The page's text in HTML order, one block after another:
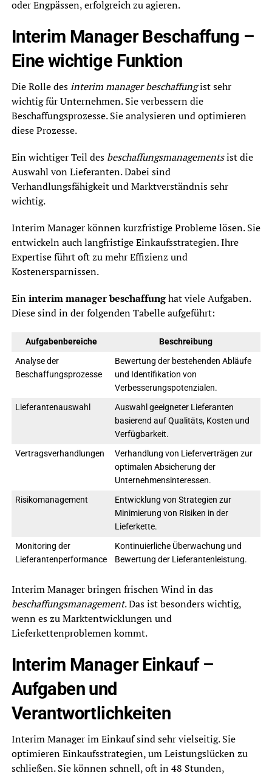
oder Engpässen, erfolgreich zu agieren.
Interim Manager Beschaffung –
Eine wichtige Funktion
Die Rolle desinterim manager beschaffungist sehr
wichtig für Unternehmen. Sie verbessern die
Beschaffungsprozesse. Sie analysieren und optimieren
diese Prozesse.
Ein wichtiger Teil des beschaffungsmanagementsist die
Auswahl von Lieferanten. Dabei sind
Verhandlungsfähigkeit und Marktverständnis sehr
wichtig.
Interim Manager können kurzfristige Probleme lösen. Sie
entwickeln auch langfristige Einkaufsstrategien. Ihre
Expertise führt oft zu mehr Effizienz und
Kostenersparnissen.
Eininterim manager beschaffunghat viele Aufgaben.
Diese sind in der folgenden Tabelle aufgeführt:
Aufgabenbereiche
Beschreibung
Analyse der
Beschaffungsprozesse
Bewertung der bestehenden Abläufe
und Identifikation von
Verbesserungspotenzialen.
Lieferantenauswahl
Auswahl geeigneter Lieferanten
basierend auf Qualitäts, Kosten und
Verfügbarkeit.
Vertragsverhandlungen
Verhandlung von Lieferverträgen zur
optimalen Absicherung der
Unternehmensinteressen.
Risikomanagement
Entwicklung von Strategien zur
Minimierung von Risiken in der
Lieferkette.
Monitoring der
Lieferantenperformance
Kontinuierliche Überwachung und
Bewertung der Lieferantenleistung.
Interim Manager bringen frischen Wind in das
beschaffungsmanagement. Das ist besonders wichtig,
wenn es zu Marktentwicklungen und
Lieferkettenproblemen kommt.
Interim Manager Einkauf –
Aufgaben und
Verantwortlichkeiten
Interim Manager im Einkauf sind sehr vielseitig. Sie
optimieren Einkaufsstrategien, um Leistungslücken zu
schließen. Sie können schnell, oft in 48 Stunden,